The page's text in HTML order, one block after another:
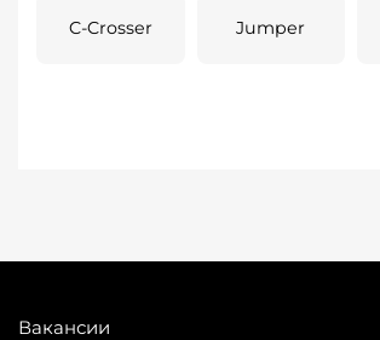
C-Crosser Jumper
Вакансии